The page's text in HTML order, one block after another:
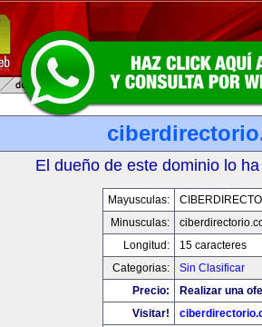
El dueño de este dominio lo
Mayusculas:
Minusculas:
Longitud:
15 caracteres
Categorias:
Sin Clasificar
Precio:
Realizar una
Visitar!